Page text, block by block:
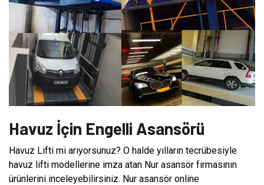
Havuz İçin Engelli Asansörü
Havuz Lifti mi arıyorsunuz? O halde yılların tecrübesiyle
havuz lifti modellerine imza atan Nur asansör firmasının
ürünlerini inceleyebilirsiniz. Nur asansör online